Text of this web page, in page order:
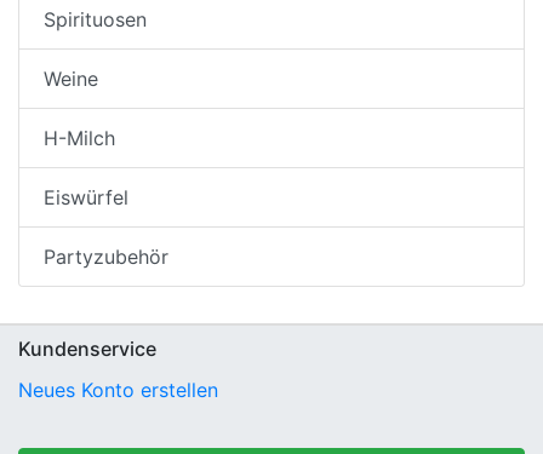
Spirituosen
Weine
H-Milch
Eiswürfel
Partyzubehör
Kundenservice
Neues Konto erstellen